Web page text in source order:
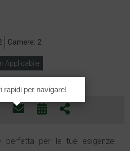
Camere: 2
Applicabile
perfetta per le tue esigenze:
rapidi per navigare!